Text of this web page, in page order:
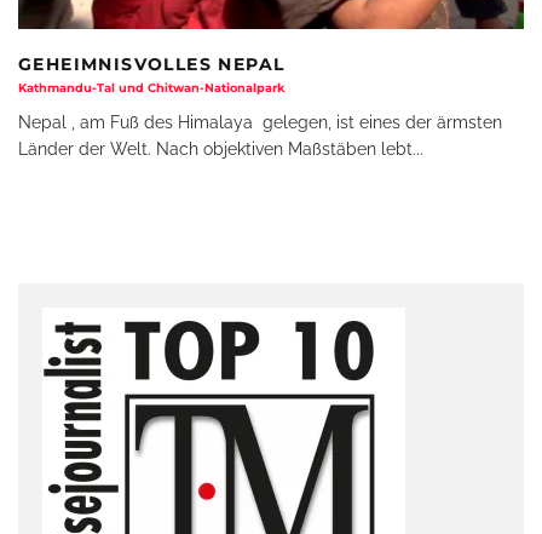
GEHEIMNISVOLLES NEPAL
Kathmandu-Tal und Chitwan-Nationalpark
Nepal , am Fuß des Himalaya gelegen, ist eines der ärmsten
Länder der Welt. Nach objektiven Maßstäben lebt...